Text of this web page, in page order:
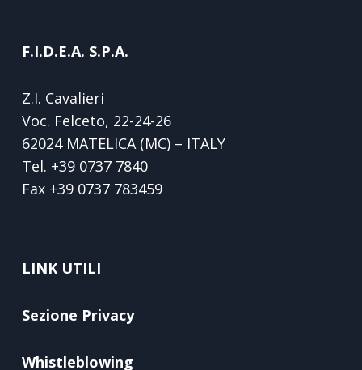
F.I.D.E.A. S.P.A.
Z.I. Cavalieri
Voc. Felceto, 22-24-26
62024 MATELICA (MC) – ITALY
Tel. +39 0737 7840
Fax +39 0737 783459
LINK UTILI
Sezione Privacy
Whistleblowing